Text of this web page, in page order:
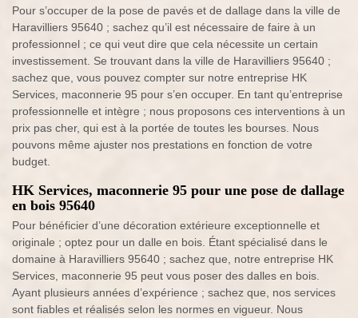
Pour s’occuper de la pose de pavés et de dallage dans la ville de
Haravilliers 95640 ; sachez qu’il est nécessaire de faire à un
professionnel ; ce qui veut dire que cela nécessite un certain
investissement. Se trouvant dans la ville de Haravilliers 95640 ;
sachez que, vous pouvez compter sur notre entreprise HK
Services, maconnerie 95 pour s’en occuper. En tant qu’entreprise
professionnelle et intègre ; nous proposons ces interventions à un
prix pas cher, qui est à la portée de toutes les bourses. Nous
pouvons même ajuster nos prestations en fonction de votre
budget.
HK Services, maconnerie 95 pour une pose de dallage
en bois 95640
Pour bénéficier d’une décoration extérieure exceptionnelle et
originale ; optez pour un dalle en bois. Étant spécialisé dans le
domaine à Haravilliers 95640 ; sachez que, notre entreprise HK
Services, maconnerie 95 peut vous poser des dalles en bois.
Ayant plusieurs années d’expérience ; sachez que, nos services
sont fiables et réalisés selon les normes en vigueur. Nous